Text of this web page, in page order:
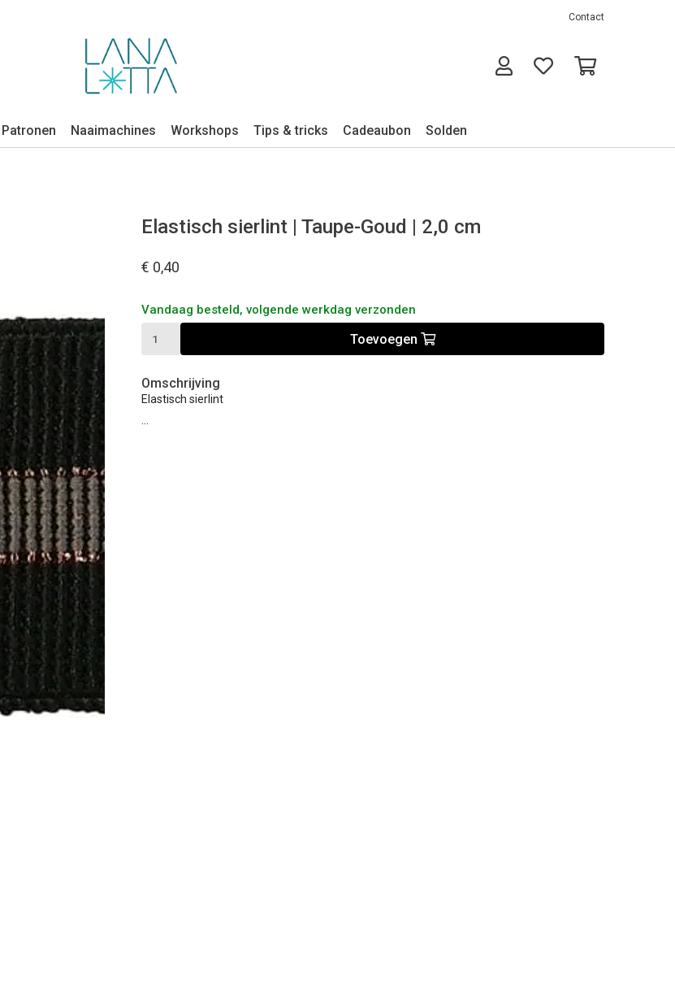
Contact
Patronen Naaimachines Workshops Tips & tricks Cadeaubon Solden
Elastisch sierlint | Taupe-Goud | 2,0 cm
€ 0,40
Vandaag besteld, volgende werkdag verzonden
Toevoegen
Omschrijving
Elastisch sierlint